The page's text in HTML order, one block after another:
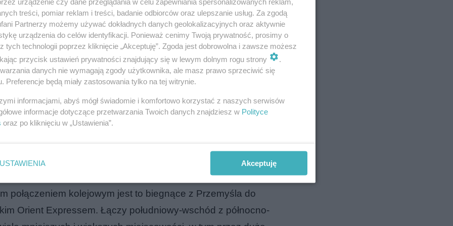
998 km
kolejowych zajmuje pociąg IC Artus, który startuje na
a następnie przejeżdża cały kraj, m.in. przez Rzeszów,
Sopot, by zakończyć trasę na stacji Gdynia Główna w
tak długiego odcinka trwa prawie 12 godzin.
połączeniem kolejowym jest to biegnące z Przemyśla do
Orient Expressem. Łączy południowy-wschód z północno-
treści, pomiar reklam i treści, badanie odbiorców oraz ulepszanie usług. Za zgodą
Partnerzy możemy używać dokładnych danych geolokalizacyjnych oraz aktywnie
urządzenia do celów identyfikacji. Ponieważ cenimy Twoją prywatność, prosimy o
tych technologii poprzez kliknięcie „Akceptuję”. Zgoda jest dobrowolna i zawsze możesz
przycisk ustawień prywatności znajdujący się w lewym dolnym rogu strony
.
danych nie wymagają zgody użytkownika, ale masz prawo sprzeciwić się
Preferencje będą miały zastosowania tylko na tej witrynie.
informacjami, abyś mógł świadomie i komfortowo korzystać z naszych serwisów
informacje dotyczące przetwarzania Twoich danych znajdziesz w Polityce
oraz po kliknięciu w „Ustawienia”.
USTAWIENIA Akceptuję